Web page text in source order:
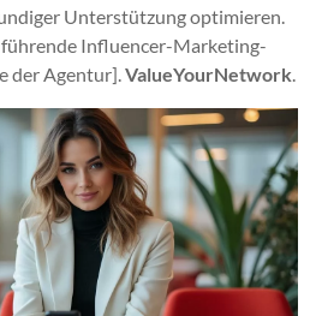
Unterstützung optimieren.
Influencer-Marketing-
der Agentur]. ValueYourNetwork